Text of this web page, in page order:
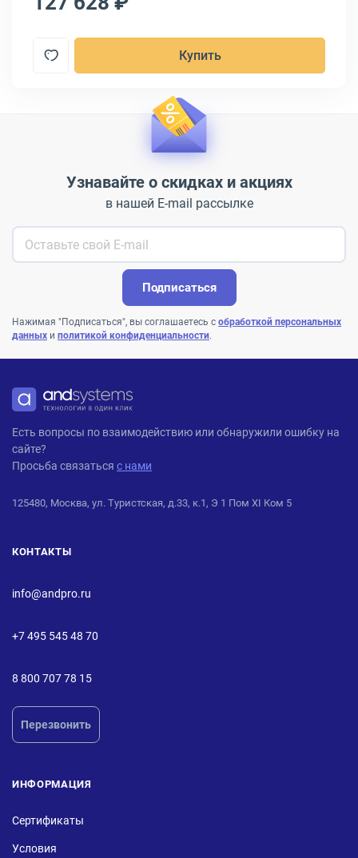
Купить
Узнавайте о скидках и акциях
в нашей E-mail рассылке
Подписаться
Нажимая "Подписаться", вы соглашаетесь с обработкой персональных
данных и политикой конфиденциальности.
ANDPRO
Есть вопросы по взаимодействию или обнаружили ошибку на
сайте?
Просьба связаться с нами
125480, Москва, ул. Туристская, д.33, к.1, Э 1 Пом XI Ком 5
КОНТАКТЫ
info@andpro.ru
+7 495 545 48 70
8 800 707 78 15
Перезвонить
ИНФОРМАЦИЯ
Сертификаты
Условия